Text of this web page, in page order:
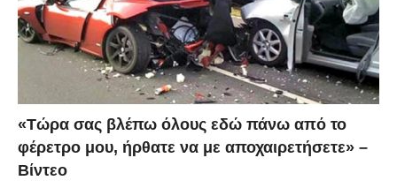
«Τώρα σας βλέπω όλους εδώ πάνω από το
φέρετρο μου, ήρθατε να με αποχαιρετήσετε» –
Βίντεο